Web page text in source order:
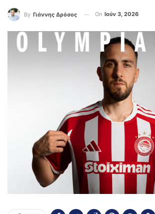
By Γιάννης Δρόσος On Ιούν 3, 2026